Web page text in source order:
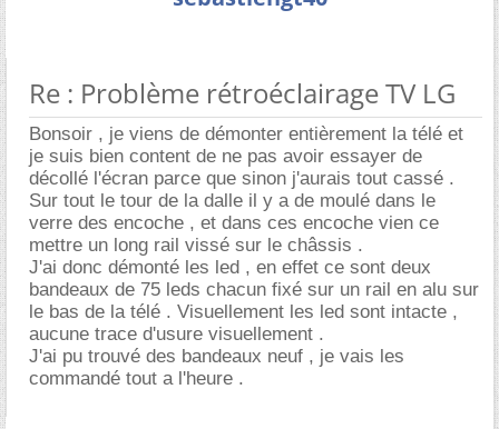
Re : Problème rétroéclairage TV LG
Bonsoir , je viens de démonter entièrement la télé et
je suis bien content de ne pas avoir essayer de
décollé l'écran parce que sinon j'aurais tout cassé .
Sur tout le tour de la dalle il y a de moulé dans le
verre des encoche , et dans ces encoche vien ce
mettre un long rail vissé sur le châssis .
J'ai donc démonté les led , en effet ce sont deux
bandeaux de 75 leds chacun fixé sur un rail en alu sur
le bas de la télé . Visuellement les led sont intacte ,
aucune trace d'usure visuellement .
J'ai pu trouvé des bandeaux neuf , je vais les
commandé tout a l'heure .